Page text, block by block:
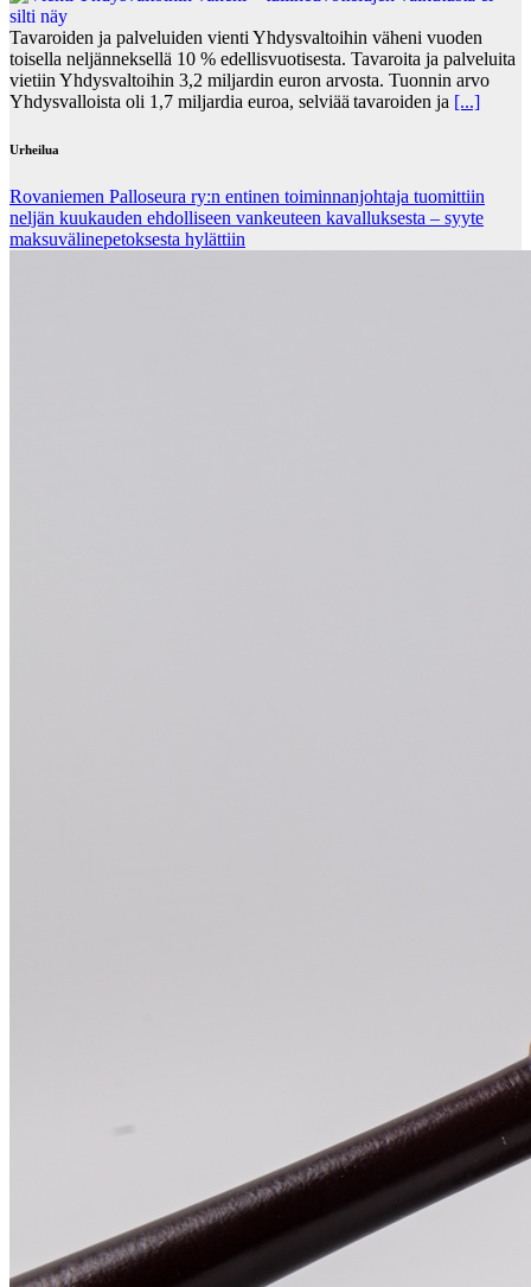
Tavaroiden ja palveluiden vienti Yhdysvaltoihin väheni vuoden
toisella neljänneksellä 10 % edellisvuotisesta. Tavaroita ja palveluita
vietiin Yhdysvaltoihin 3,2 miljardin euron arvosta. Tuonnin arvo
Yhdysvalloista oli 1,7 miljardia euroa, selviää tavaroiden ja [...]
Urheilua
Rovaniemen Palloseura ry:n entinen toiminnanjohtaja tuo­mit­tiin
neljän kuu­kau­den eh­dol­li­seen van­keu­teen ka­val­luk­ses­ta – syyte
mak­su­vä­li­ne­pe­tok­ses­ta hy­lät­tiin